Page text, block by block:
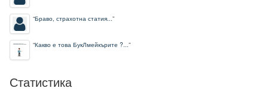
“Браво, страхотна статия...”
“Какво е това БукЛмейкърите ?...”
Статистика